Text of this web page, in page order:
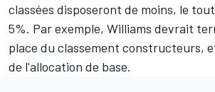
classées disposeront de moins, le
5%. Par exemple, Williams devrait
place du classement constructeurs,
de l'allocation de base.